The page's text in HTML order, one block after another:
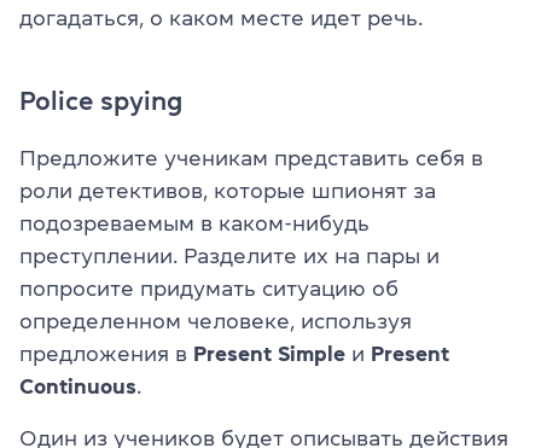
догадаться, о каком месте идет речь.
Police spying
Предложите ученикам представить себя в
роли детективов, которые шпионят за
подозреваемым в каком-нибудь
преступлении. Разделите их на пары и
попросите придумать ситуацию об
определенном человеке, используя
предложения в Present Simple и Present
Continuous
Один из учеников будет описывать действия